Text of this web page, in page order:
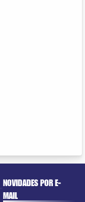
NOVIDADES POR E-
MAIL